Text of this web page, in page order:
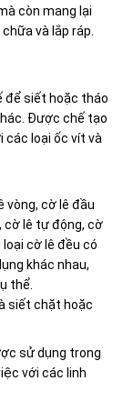
còn mang lại
và lắp ráp.
để siết hoặc tháo
Được chế tạo
các loại ốc vít và
vòng, cờ lê đầu
cờ lê tự động, cờ
loại cờ lê đều có
khác nhau,
thể.
siết chặt hoặc
sử dụng trong
với các linh